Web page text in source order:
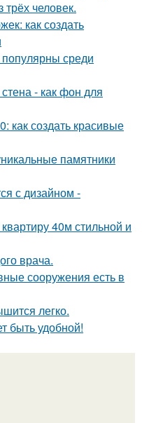
человек.
как создать
среди
- как фон для
как создать красивые
памятники
с дизайном -
40м стильной и
врача.
сооружения есть в
легко.
быть удобной!